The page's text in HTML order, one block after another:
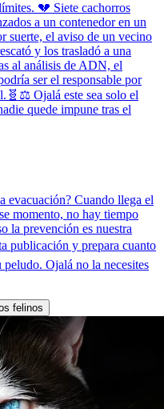
💔 Siete cachorros
a un contenedor en un
suerte, el aviso de un vecino
y los trasladó a una
al análisis de ADN, el
ser el responsable por
Ojalá este sea solo el
quede impune tras el
evacuación? Cuando llega el
momento, no hay tiempo
la prevención es nuestra
publicación y prepara cuanto
peludo. Ojalá no la necesites
felinos